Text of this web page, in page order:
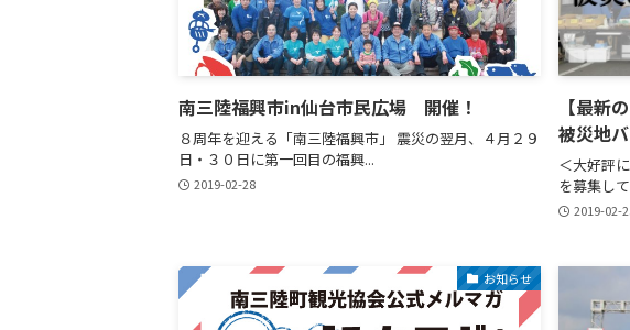
南三陸福興市in仙台市民広場 開催！
８周年を迎える「南三陸福興市」 震災の翌月、４月２９
日・３０日に第一回目の福興...
2019-02-28
【最新
被災地
＜大好評
を募集し
2019-02-
お知らせ